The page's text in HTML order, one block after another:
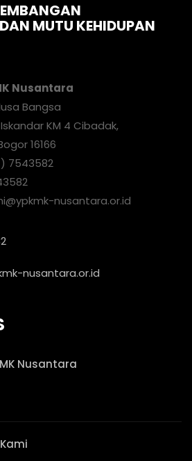
MUTU KEHIDUPAN
Nusantara
Bangsa
KM 4 Cibadak,
16166
7543582
nusantara.or.id
nusantara.or.id
Nusantara